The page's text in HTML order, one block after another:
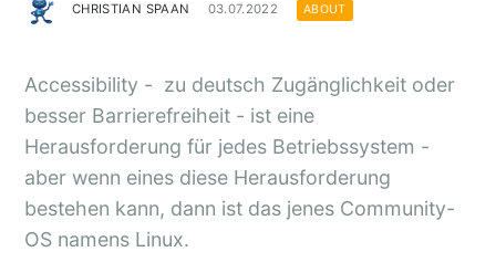
CHRISTIAN SPAAN 03.07.2022 ABOUT
Accessibility - zu deutsch Zugänglichkeit oder
besser Barrierefreiheit - ist eine
Herausforderung für jedes Betriebssystem -
aber wenn eines diese Herausforderung
bestehen kann, dann ist das jenes Community-
OS namens Linux.